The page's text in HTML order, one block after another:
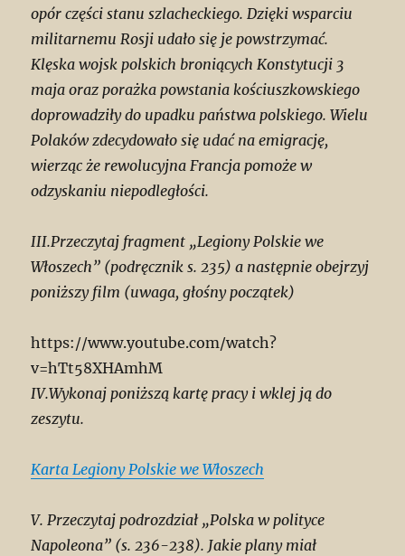
opór części stanu szlacheckiego. Dzięki wsparciu
militarnemu Rosji udało się je powstrzymać.
Klęska wojsk polskich broniących Konstytucji 3
maja oraz porażka powstania kościuszkowskiego
doprowadziły do upadku państwa polskiego. Wielu
Polaków zdecydowało się udać na emigrację,
wierząc że rewolucyjna Francja pomoże w
odzyskaniu niepodległości.
III.Przeczytaj fragment „Legiony Polskie we
Włoszech” (podręcznik s. 235) a następnie obejrzyj
poniższy film (uwaga, głośny początek)
https://www.youtube.com/watch?
v=hTt58XHAmhM
IV.Wykonaj poniższą kartę pracy i wklej ją do
zeszytu.
Karta Legiony Polskie we Włoszech
V. Przeczytaj podrozdział „Polska w polityce
Napoleona” (s. 236-238). Jakie plany miał